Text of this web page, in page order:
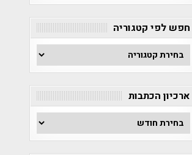
חפש לפי קטגוריה
חפש
לפי
קטגוריה
ארכיון הכתבות
ארכיון
הכתבות